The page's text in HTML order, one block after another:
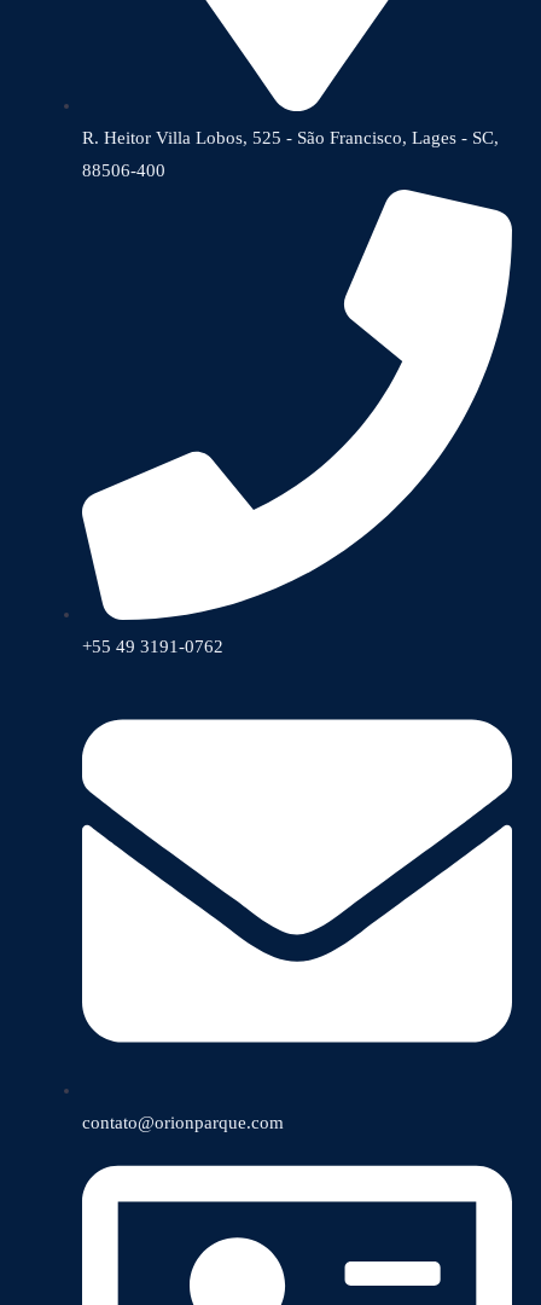
R. Heitor Villa Lobos, 525 - São Francisco, Lages - SC,
88506-400
+55 49 3191-0762
contato@orionparque.com